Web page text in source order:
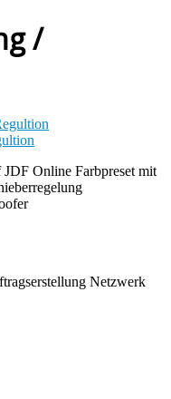
/
Online Farbpreset mit
Netzwerk